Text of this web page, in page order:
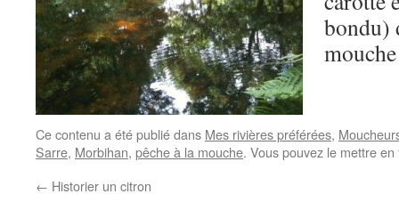
bondu)
Ce contenu a été publié dans Mes rivières préférées,
Sarre, Morbihan, pêche à la mouche. Vous pouvez le mettre
← Historier un citron